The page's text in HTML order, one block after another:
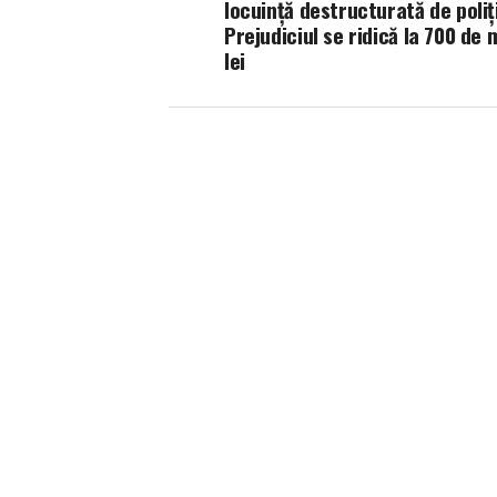
locuință destructurată de
Prejudiciul se ridică la 700 de
lei